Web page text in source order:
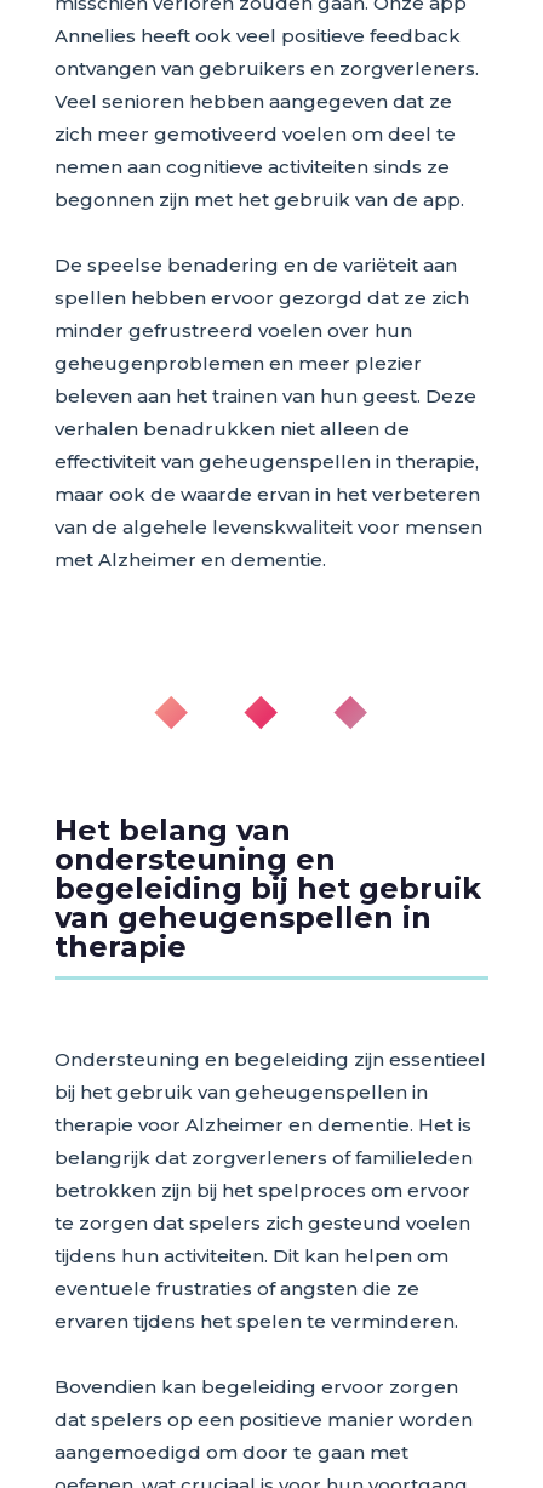
Annelies heeft ook veel positieve feedback
ontvangen van gebruikers en zorgverleners.
Veel senioren hebben aangegeven dat ze
zich meer gemotiveerd voelen om deel te
nemen aan cognitieve activiteiten sinds ze
begonnen zijn met het gebruik van de app.
De speelse benadering en de variëteit aan
spellen hebben ervoor gezorgd dat ze zich
minder gefrustreerd voelen over hun
geheugenproblemen en meer plezier
beleven aan het trainen van hun geest. Deze
verhalen benadrukken niet alleen de
effectiviteit van geheugenspellen in therapie,
maar ook de waarde ervan in het verbeteren
van de algehele levenskwaliteit voor mensen
met Alzheimer en dementie.
◆ ◆ ◆
Het belang van
ondersteuning en
begeleiding bij het gebruik
van geheugenspellen in
therapie
Ondersteuning en begeleiding zijn essentieel
bij het gebruik van geheugenspellen in
therapie voor Alzheimer en dementie. Het is
belangrijk dat zorgverleners of familieleden
betrokken zijn bij het spelproces om ervoor
te zorgen dat spelers zich gesteund voelen
tijdens hun activiteiten. Dit kan helpen om
eventuele frustraties of angsten die ze
ervaren tijdens het spelen te verminderen.
Bovendien kan begeleiding ervoor zorgen
dat spelers op een positieve manier worden
aangemoedigd om door te gaan met